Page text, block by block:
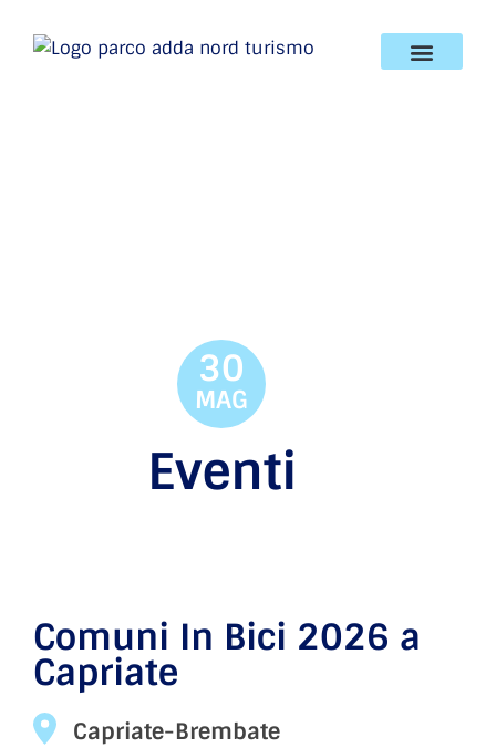
30
MAG
Eventi
Comuni In Bici 2026 a
Capriate
Capriate-Brembate